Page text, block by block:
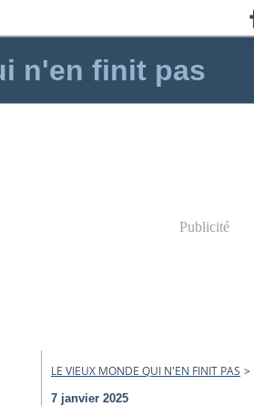
n'en finit pas
Publicité
LE VIEUX MONDE QUI N'EN FINIT PAS >
7 janvier 2025